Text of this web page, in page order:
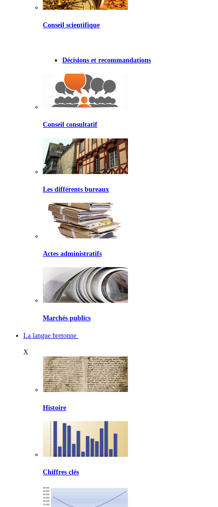
Conseil scientifique
Décisions et recommandations
Conseil consultatif
Les différents bureaux
Actes administratifs
Marchés publics
La langue bretonne
X
Histoire
Chiffres clés